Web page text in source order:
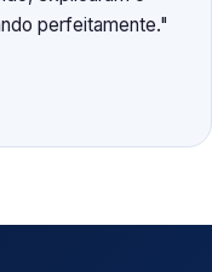
perfeitamente.